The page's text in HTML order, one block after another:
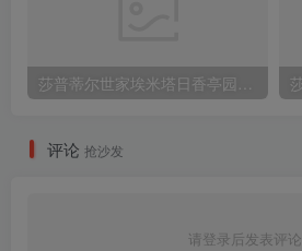
莎普蒂尔世家埃米塔日香亭园红葡萄酒M. Chapoutier Hermitage Le Pavillon2015
评论 抢沙发
请登录后发表评论